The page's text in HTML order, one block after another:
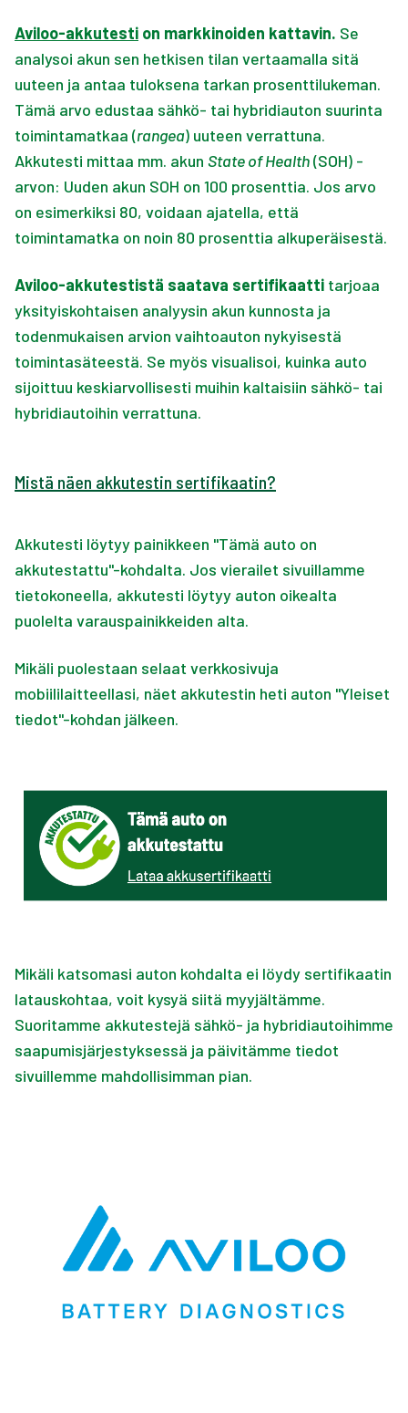
Aviloo-akkutesti on markkinoiden kattavin. Se
analysoi akun sen hetkisen tilan vertaamalla sitä
uuteen ja antaa tuloksena tarkan prosenttilukeman.
Tämä arvo edustaa sähkö- tai hybridiauton suurinta
toimintamatkaa (rangea) uuteen verrattuna.
Akkutesti mittaa mm. akun State of Health(SOH) -
arvon: Uuden akun SOH on 100 prosenttia. Jos arvo
on esimerkiksi 80, voidaan ajatella, että
toimintamatka on noin 80 prosenttia alkuperäisestä.
Aviloo-akkutestistä saatava sertifikaatti tarjoaa
yksityiskohtaisen analyysin akun kunnosta ja
todenmukaisen arvion vaihtoauton nykyisestä
toimintasäteestä. Se myös visualisoi, kuinka auto
sijoittuu keskiarvollisesti muihin kaltaisiin sähkö- tai
hybridiautoihin verrattuna.
Mistä näen akkutestin sertifikaatin?
Akkutesti löytyy painikkeen "Tämä auto on
akkutestattu"-kohdalta. Jos vierailet sivuillamme
tietokoneella, akkutesti löytyy auton oikealta
puolelta varauspainikkeiden alta.
Mikäli puolestaan selaat verkkosivuja
mobiililaitteellasi, näet akkutestin heti auton "Yleiset
tiedot"-kohdan jälkeen.
Mikäli katsomasi auton kohdalta ei löydy sertifikaatin
latauskohtaa, voit kysyä siitä myyjältämme.
Suoritamme akkutestejä sähkö- ja hybridiautoihimme
saapumisjärjestyksessä ja päivitämme tiedot
sivuillemme mahdollisimman pian.